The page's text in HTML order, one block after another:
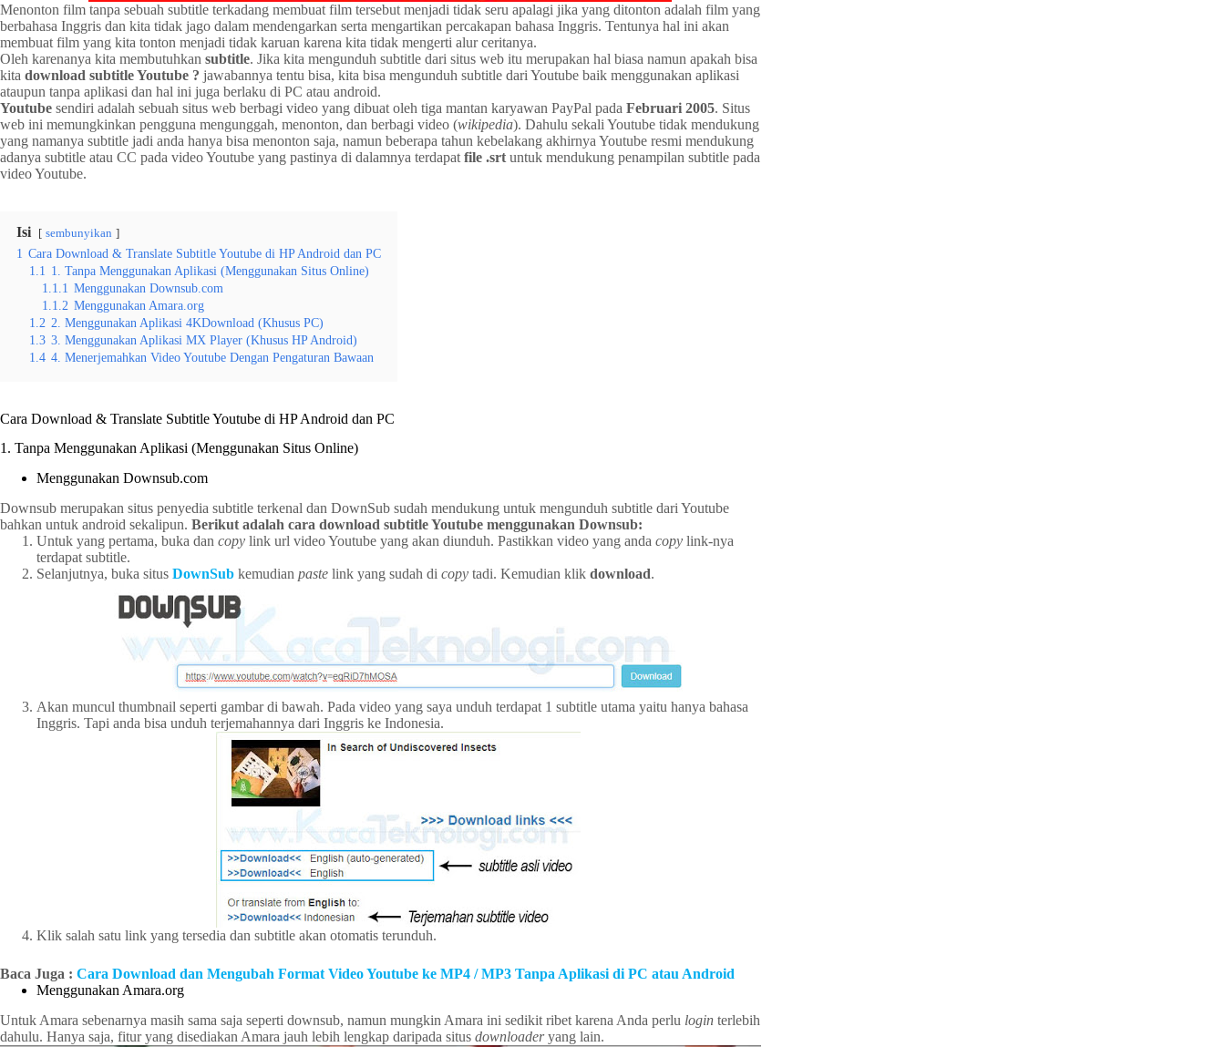
Menonton film tanpa sebuah subtitle terkadang membuat film tersebut menjadi tidak seru apalagi jika yang ditonton adalah film yang
berbahasa Inggris dan kita tidak jago dalam mendengarkan serta mengartikan percakapan bahasa Inggris. Tentunya hal ini akan
membuat film yang kita tonton menjadi tidak karuan karena kita tidak mengerti alur ceritanya.
Oleh karenanya kita membutuhkan subtitle. Jika kita mengunduh subtitle dari situs web itu merupakan hal biasa namun apakah bisa
kita download subtitle Youtube ? jawabannya tentu bisa, kita bisa mengunduh subtitle dari Youtube baik menggunakan aplikasi
ataupun tanpa aplikasi dan hal ini juga berlaku di PC atau android.
Youtube sendiri adalah sebuah situs web berbagi video yang dibuat oleh tiga mantan karyawan PayPal pada Februari 2005. Situs
web ini memungkinkan pengguna mengunggah, menonton, dan berbagi video (wikipedia). Dahulu sekali Youtube tidak mendukung
yang namanya subtitle jadi anda hanya bisa menonton saja, namun beberapa tahun kebelakang akhirnya Youtube resmi mendukung
adanya subtitle atau CC pada video Youtube yang pastinya di dalamnya terdapat file .srt untuk mendukung penampilan subtitle pada
video Youtube.
Isi sembunyikan
1 Cara Download & Translate Subtitle Youtube di HP Android dan PC
1.1 1. Tanpa Menggunakan Aplikasi (Menggunakan Situs Online)
1.1.1 Menggunakan Downsub.com
1.1.2 Menggunakan Amara.org
1.2 2. Menggunakan Aplikasi 4KDownload (Khusus PC)
1.3 3. Menggunakan Aplikasi MX Player (Khusus HP Android)
1.4 4. Menerjemahkan Video Youtube Dengan Pengaturan Bawaan
Cara Download & Translate Subtitle Youtube di HP Android dan PC
1. Tanpa Menggunakan Aplikasi (Menggunakan Situs Online)
Menggunakan Downsub.com
Downsub merupakan situs penyedia subtitle terkenal dan DownSub sudah mendukung untuk mengunduh subtitle dari Youtube
bahkan untuk android sekalipun. Berikut adalah cara download subtitle Youtube menggunakan Downsub:
Untuk yang pertama, buka dan copy link url video Youtube yang akan diunduh. Pastikkan video yang anda copy link-nya
terdapat subtitle.
Selanjutnya, buka situs DownSub kemudian paste link yang sudah di copy tadi. Kemudian klik download.
Akan muncul thumbnail seperti gambar di bawah. Pada video yang saya unduh terdapat 1 subtitle utama yaitu hanya bahasa
Inggris. Tapi anda bisa unduh terjemahannya dari Inggris ke Indonesia.
Klik salah satu link yang tersedia dan subtitle akan otomatis terunduh.
Baca Juga : Cara Download dan Mengubah Format Video Youtube ke MP4 / MP3 Tanpa Aplikasi di PC atau Android
Menggunakan Amara.org
Untuk Amara sebenarnya masih sama saja seperti downsub, namun mungkin Amara ini sedikit ribet karena Anda perlu login terlebih
dahulu. Hanya saja, fitur yang disediakan Amara jauh lebih lengkap daripada situs downloaderyang lain.